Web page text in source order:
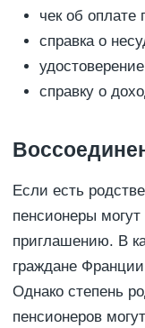
чек об оплате
справка о
справку о
Если есть
пенсионеры могут
приглашению. В
граждане
Однако степень
пенсионеров